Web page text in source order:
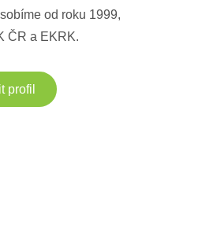
od roku 1999,
ČR a EKRK.
profil